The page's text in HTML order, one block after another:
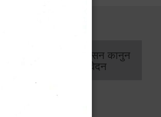
आर्थिक प्रशासन कानुन
/ प्रतिवेदन